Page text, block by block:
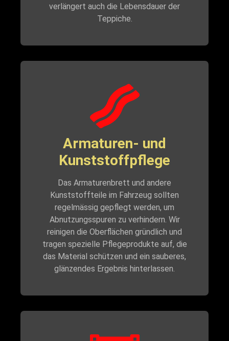
verlängert auch die Lebensdauer der
Teppiche.
Armaturen- und
Kunststoffpflege
Das Armaturenbrett und andere
Kunststoffteile im Fahrzeug sollten
regelmässig gepflegt werden, um
Abnutzungsspuren zu verhindern. Wir
reinigen die Oberflächen gründlich und
tragen spezielle Pflegeprodukte auf, die
das Material schützen und ein sauberes,
glänzendes Ergebnis hinterlassen.